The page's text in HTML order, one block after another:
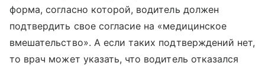
форма, согласно которой, водитель должен
подтвердить свое согласие на «медицинское
вмешательство». А если таких подтверждений нет,
то врач может указать, что водитель отказался